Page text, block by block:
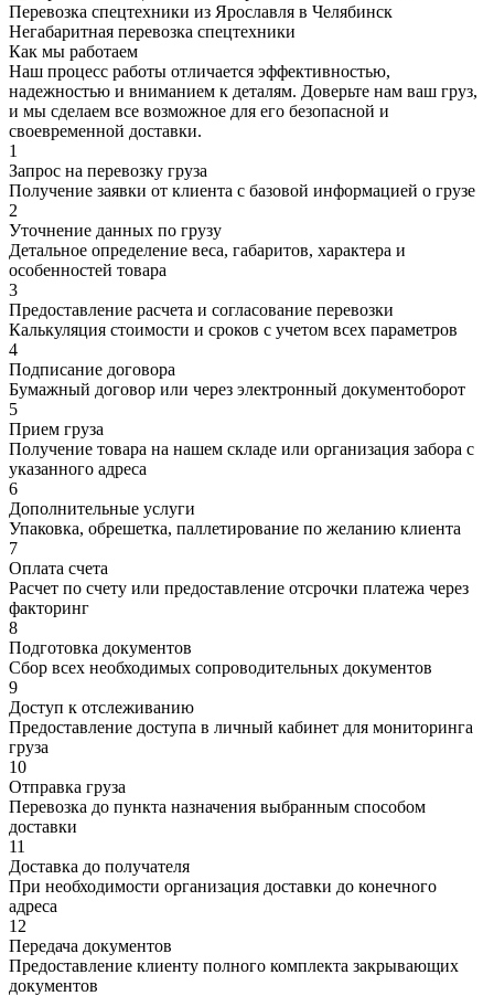
Перевозка спецтехники из Ярославля в Челябинск
Негабаритная перевозка спецтехники
Как мы работаем
Наш процесс работы отличается эффективностью,
надежностью и вниманием к деталям. Доверьте нам ваш груз,
и мы сделаем все возможное для его безопасной и
своевременной доставки.
1
Запрос на перевозку груза
Получение заявки от клиента с базовой информацией о грузе
2
Уточнение данных по грузу
Детальное определение веса, габаритов, характера и
особенностей товара
3
Предоставление расчета и согласование перевозки
Калькуляция стоимости и сроков с учетом всех параметров
4
Подписание договора
Бумажный договор или через электронный документоборот
5
Прием груза
Получение товара на нашем складе или организация забора с
указанного адреса
6
Дополнительные услуги
Упаковка, обрешетка, паллетирование по желанию клиента
7
Оплата счета
Расчет по счету или предоставление отсрочки платежа через
факторинг
8
Подготовка документов
Сбор всех необходимых сопроводительных документов
9
Доступ к отслеживанию
Предоставление доступа в личный кабинет для мониторинга
груза
10
Отправка груза
Перевозка до пункта назначения выбранным способом
доставки
11
Доставка до получателя
При необходимости организация доставки до конечного
адреса
12
Передача документов
Предоставление клиенту полного комплекта закрывающих
документов